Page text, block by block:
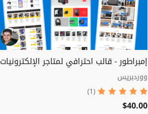
إمبراطور - قالب احترافي لمتاجر الإلكترونيات
ووردبريس
(1)
$40.00